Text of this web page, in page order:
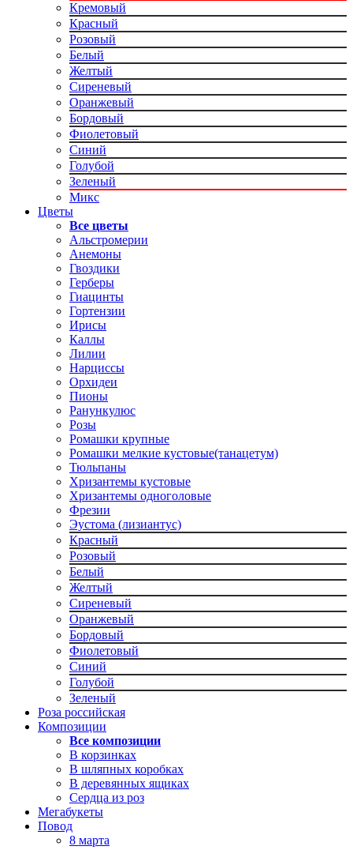
Кремовый
Красный
Розовый
Белый
Желтый
Сиреневый
Оранжевый
Бордовый
Фиолетовый
Синий
Голубой
Зеленый
Микс
Цветы
Все цветы
Альстромерии
Анемоны
Гвоздики
Герберы
Гиацинты
Гортензии
Ирисы
Каллы
Лилии
Нарциссы
Орхидеи
Пионы
Ранункулюс
Розы
Ромашки крупные
Ромашки мелкие кустовые(танацетум)
Тюльпаны
Хризантемы кустовые
Хризантемы одноголовые
Фрезии
Эустома (лизиантус)
Красный
Розовый
Белый
Желтый
Сиреневый
Оранжевый
Бордовый
Фиолетовый
Синий
Голубой
Зеленый
Роза российская
Композиции
Все композиции
В корзинках
В шляпных коробках
В деревянных ящиках
Сердца из роз
Мегабукеты
Повод
8 марта